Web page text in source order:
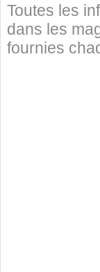
Toutes les
dans les
fournies